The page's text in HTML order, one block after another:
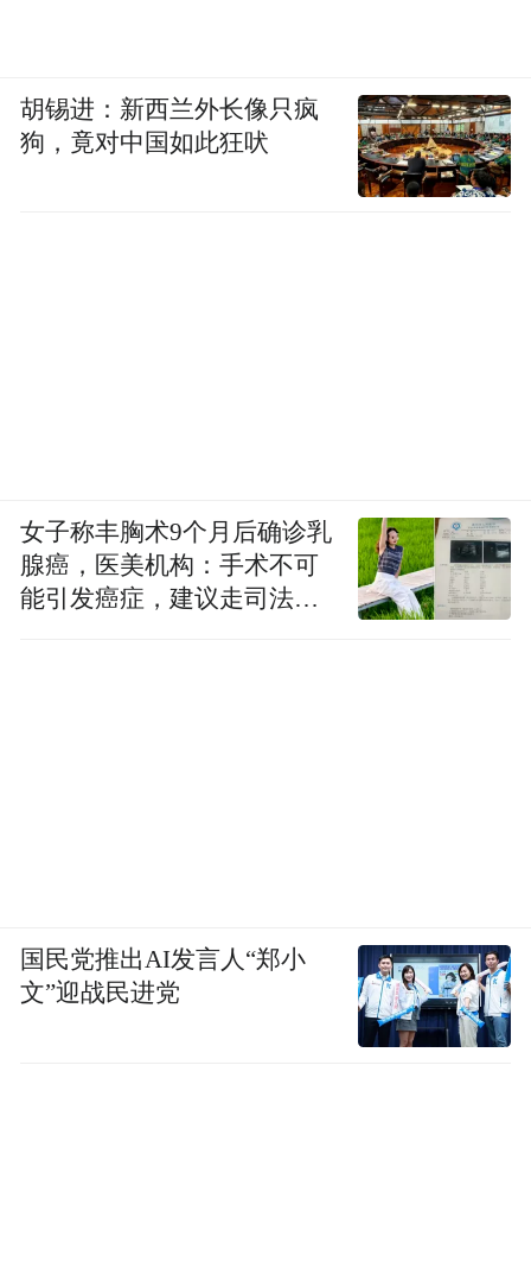
胡锡进：新西兰外长像只疯
狗，竟对中国如此狂吠
女子称丰胸术9个月后确诊乳
腺癌，医美机构：手术不可
能引发癌症，建议走司法途
国民党推出AI发言人“郑小
文”迎战民进党